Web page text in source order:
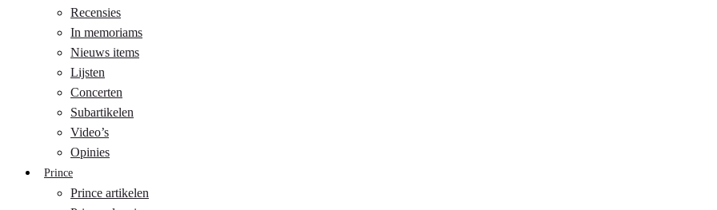
Recensies
In memoriams
Nieuws items
Lijsten
Concerten
Subartikelen
Video’s
Opinies
Prince
Prince artikelen